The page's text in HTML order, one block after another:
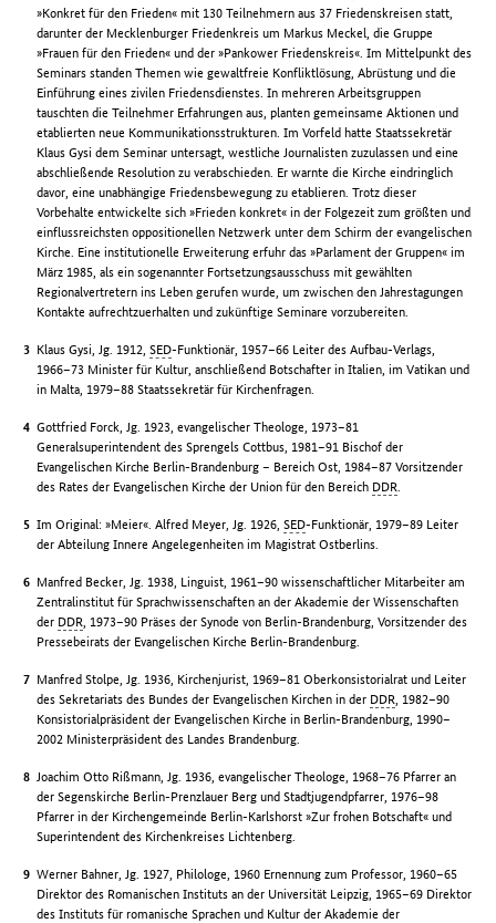
»Konkret für den Frieden« mit 130 Teilnehmern aus 37 Friedenskreisen statt,
darunter der Mecklenburger Friedenkreis um Markus Meckel, die Gruppe
»Frauen für den Frieden« und der »Pankower Friedenskreis«. Im Mittelpunkt des
Seminars standen Themen wie gewaltfreie Konfliktlösung, Abrüstung und die
Einführung eines zivilen Friedensdienstes. In mehreren Arbeitsgruppen
tauschten die Teilnehmer Erfahrungen aus, planten gemeinsame Aktionen und
etablierten neue Kommunikationsstrukturen. Im Vorfeld hatte Staatssekretär
Klaus Gysi dem Seminar untersagt, westliche Journalisten zuzulassen und eine
abschließende Resolution zu verabschieden. Er warnte die Kirche eindringlich
davor, eine unabhängige Friedensbewegung zu etablieren. Trotz dieser
Vorbehalte entwickelte sich »Frieden konkret« in der Folgezeit zum größten und
einflussreichsten oppositionellen Netzwerk unter dem Schirm der evangelischen
Kirche. Eine institutionelle Erweiterung erfuhr das »Parlament der Gruppen« im
März 1985, als ein sogenannter Fortsetzungsausschuss mit gewählten
Regionalvertretern ins Leben gerufen wurde, um zwischen den Jahrestagungen
Kontakte aufrechtzuerhalten und zukünftige Seminare vorzubereiten.
Klaus Gysi, Jg. 1912,SED-Funktionär, 1957–66 Leiter des Aufbau-Verlags,
1966–73 Minister für Kultur, anschließend Botschafter in Italien, im Vatikan und
in Malta, 1979–88 Staatssekretär für Kirchenfragen.
Gottfried Forck, Jg. 1923, evangelischer Theologe, 1973–81
Generalsuperintendent des Sprengels Cottbus, 1981–91 Bischof der
Evangelischen Kirche Berlin-Brandenburg – Bereich Ost, 1984–87 Vorsitzender
des Rates der Evangelischen Kirche der Union für den Bereich DDR
Im Original: »Meier«. Alfred Meyer, Jg. 1926,SED-Funktionär, 1979–89 Leiter
der Abteilung Innere Angelegenheiten im Magistrat Ostberlins.
Manfred Becker, Jg. 1938, Linguist, 1961–90 wissenschaftlicher Mitarbeiter am
Zentralinstitut für Sprachwissenschaften an der Akademie der Wissenschaften
der DDR , 1973–90 Präses der Synode von Berlin-Brandenburg, Vorsitzender des
Pressebeirats der Evangelischen Kirche Berlin-Brandenburg.
Manfred Stolpe, Jg. 1936, Kirchenjurist, 1969–81 Oberkonsistorialrat und Leiter
des Sekretariats des Bundes der Evangelischen Kirchen in der DDR , 1982–90
Konsistorialpräsident der Evangelischen Kirche in Berlin-Brandenburg, 1990–
2002 Ministerpräsident des Landes Brandenburg.
Joachim Otto Rißmann, Jg. 1936, evangelischer Theologe, 1968–76 Pfarrer an
der Segenskirche Berlin-Prenzlauer Berg und Stadtjugendpfarrer, 1976–98
Pfarrer in der Kirchengemeinde Berlin-Karlshorst »Zur frohen Botschaft« und
Superintendent des Kirchenkreises Lichtenberg.
Werner Bahner, Jg. 1927, Philologe, 1960 Ernennung zum Professor, 1960–65
Direktor des Romanischen Instituts an der Universität Leipzig, 1965–69 Direktor
des Instituts für romanische Sprachen und Kultur der Akademie der